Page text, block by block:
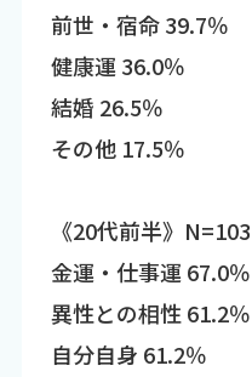
前世・宿命 39.7％
健康運 36.0％
結婚 26.5％
その他 17.5％
《20代前半》N=103
金運・仕事運 67.0％
異性との相性 61.2％
自分自身 61.2％